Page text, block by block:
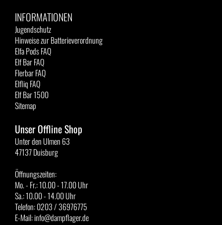
INFORMATIONEN
Jugendschutz
Hinweise zur Batterieverordnung
Elfa Pods FAQ
Elf Bar FAQ
Flerbar FAQ
Elfliq FAQ
Elf Bar 1500
Sitemap
Unser Offline Shop
Unter den Ulmen 63
47137 Duisburg
Öffnungszeiten:
Mo. - Fr.: 10.00 - 17.00 Uhr
Sa.: 10.00 - 14.00 Uhr
Telefon: 0203 / 36976775
E-Mail: info@dampflager.de